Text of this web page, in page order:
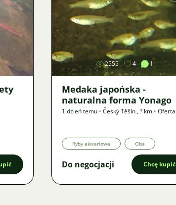
Zdjęcie
2555 4 1
Medaka japońska -
naturalna forma Yonago
1 dzień temu • Český Těšín ,? km • Oferta
Ryby akwariowe Oba
Do negocjacji Chcę kupić